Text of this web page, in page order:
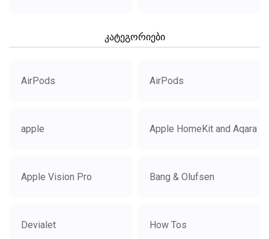
კატეგორიები
AirPods AirPods
apple Apple HomeKit and Aqara
Apple Vision Pro Bang & Olufsen
Devialet How Tos